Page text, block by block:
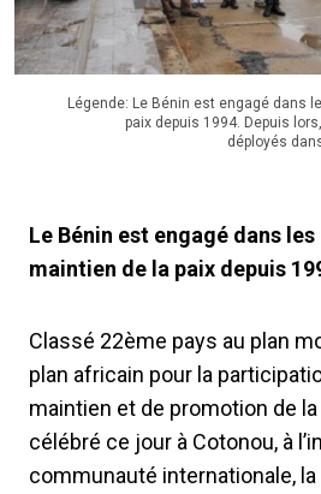
Légende: Le Bénin est engagé dans
paix depuis 1994. Depuis
déployés
Le Bénin est engagé dans
maintien de la paix depuis
Classé 22ème pays au plan
plan africain pour la
maintien et de promotion de la
célébré ce jour à Cotonou, à
communauté internationale,